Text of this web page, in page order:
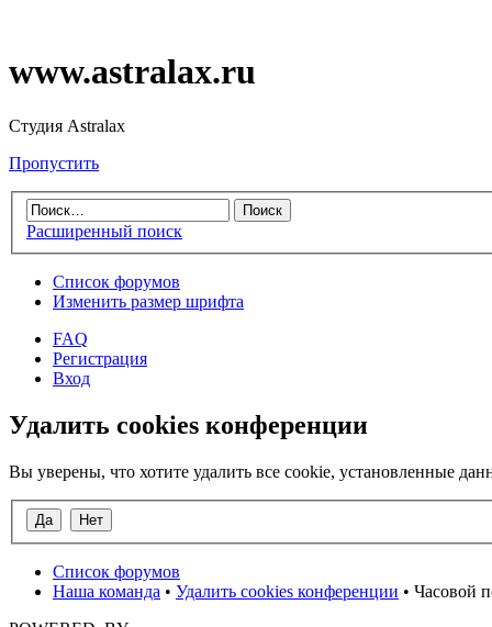
www.astralax.ru
Студия Astralax
Пропустить
Расширенный поиск
Список форумов
Изменить размер шрифта
FAQ
Регистрация
Вход
Удалить cookies конференции
Вы уверены, что хотите удалить все cookie, установленные
Список форумов
Наша команда • Удалить cookies конференции • Часовой